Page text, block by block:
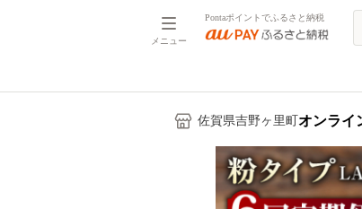
メニュー
Pontaポイントでふるさと納税
佐賀県吉野ヶ里町 オンライ